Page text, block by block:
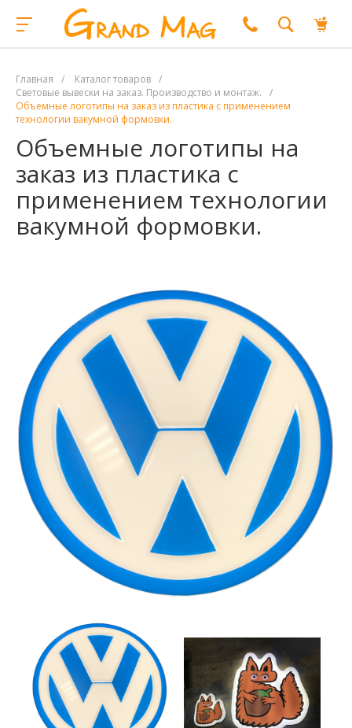
Главная / Каталог товаров /
Световые вывески на заказ. Производство и монтаж.
/
Объемные логотипы на заказ из пластика с применением
технологии вакумной формовки.
Объемные логотипы на
заказ из пластика с
применением технологии
вакумной формовки.